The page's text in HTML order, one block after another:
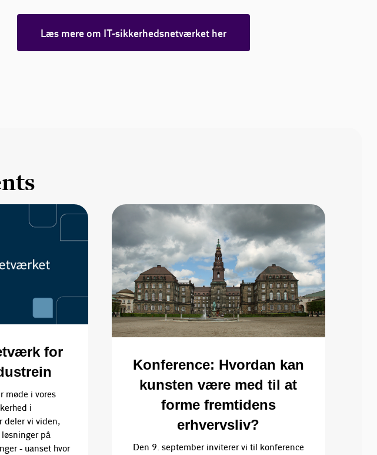
Læs mere om IT-sikkerhedsnetværket her
for
møde i vores
i
deler vi viden,
på
- uanset hvor
Konference: Hvordan kan
kunsten være med til at
forme fremtidens
erhvervsliv?
Den 9. september inviterer vi til konference